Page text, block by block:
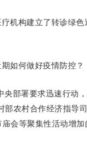
机构建立了转诊绿
如何做好疫情防控？
央部署要求迅速行动
部农村合作经济指导
会等聚集性活动增加